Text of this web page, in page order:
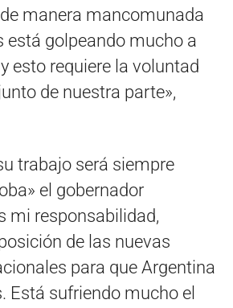
manera mancomunada
está golpeando mucho a
esto requiere la voluntad
de nuestra parte»,
trabajo será siempre
el gobernador
mi responsabilidad,
de las nuevas
para que Argentina
Está sufriendo mucho el